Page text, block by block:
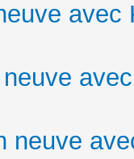
avec
neuve